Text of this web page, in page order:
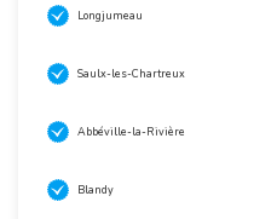
Longjumeau
Saulx-les-Chartreux
Abbéville-la-Rivière
Blandy